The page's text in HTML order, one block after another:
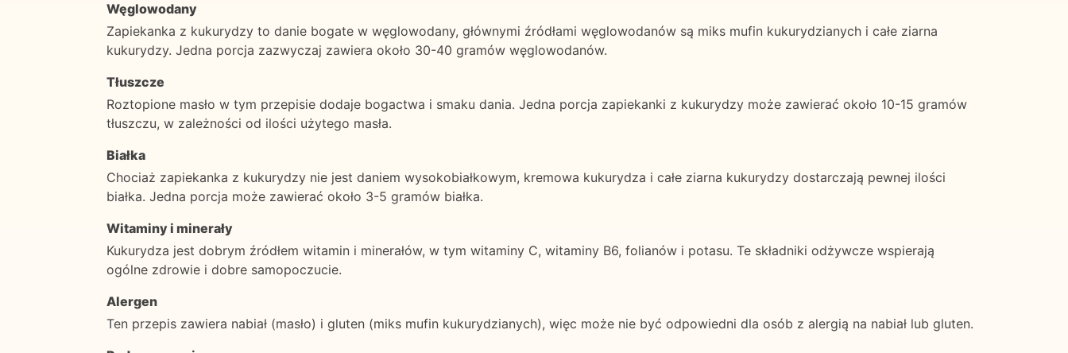
Węglowodany
Zapiekanka z kukurydzy to danie bogate w węglowodany, głównymi źródłami węglowodanów są miks mufin kukurydzianych i całe ziarna
kukurydzy. Jedna porcja zazwyczaj zawiera około 30-40 gramów węglowodanów.
Tłuszcze
Roztopione masło w tym przepisie dodaje bogactwa i smaku dania. Jedna porcja zapiekanki z kukurydzy może zawierać około 10-15 gramów
tłuszczu, w zależności od ilości użytego masła.
Białka
Chociaż zapiekanka z kukurydzy nie jest daniem wysokobiałkowym, kremowa kukurydza i całe ziarna kukurydzy dostarczają pewnej ilości
białka. Jedna porcja może zawierać około 3-5 gramów białka.
Witaminy i minerały
Kukurydza jest dobrym źródłem witamin i minerałów, w tym witaminy C, witaminy B6, folianów i potasu. Te składniki odżywcze wspierają
ogólne zdrowie i dobre samopoczucie.
Alergen
Ten przepis zawiera nabiał (masło) i gluten (miks mufin kukurydzianych), więc może nie być odpowiedni dla osób z alergią na nabiał lub gluten.